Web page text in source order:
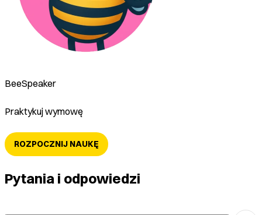
BeeSpeaker
Praktykuj wymowę
ROZPOCZNIJ NAUKĘ
Pytania i odpowiedzi